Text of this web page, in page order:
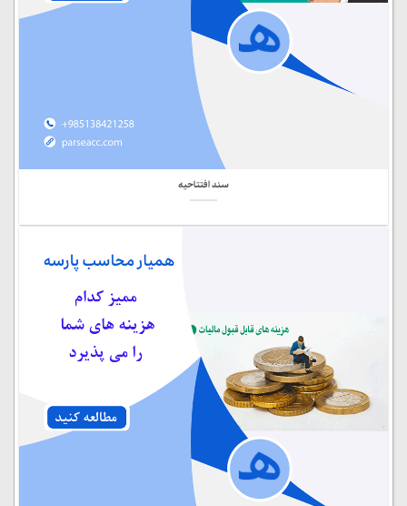
سند افتتاحیه